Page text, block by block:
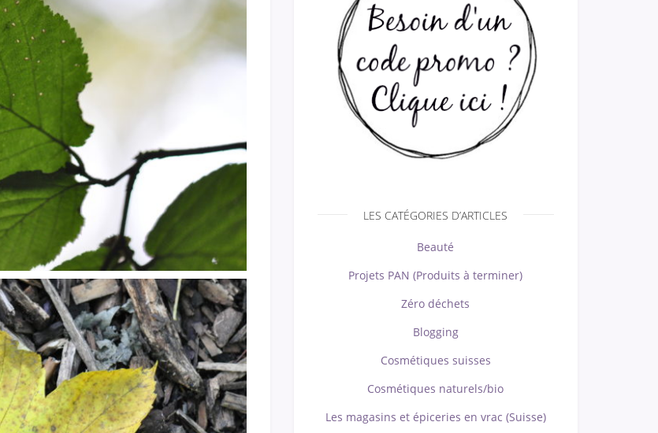
LES CATÉGORIES D’ARTICLES
Beauté
Projets PAN (Produits à terminer)
Zéro déchets
Blogging
Cosmétiques suisses
Cosmétiques naturels/bio
Les magasins et épiceries en vrac (Suisse)